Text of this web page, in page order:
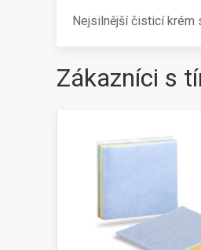
Nejsilnější čisticí krém
Zákazníci s